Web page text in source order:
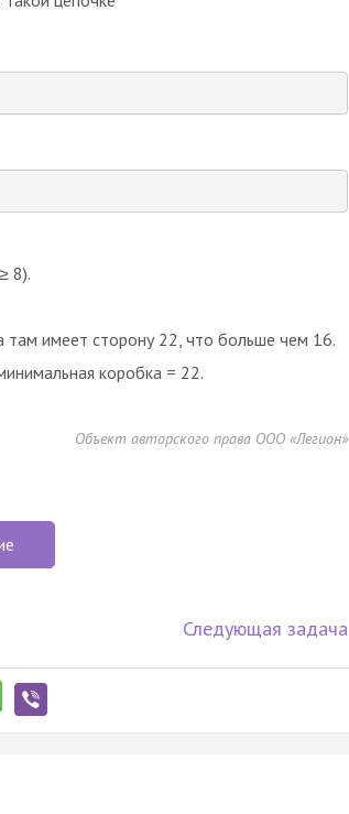
8).
там имеет сторону 22, что больше чем 16.
коробка = 22.
Объект авторского права ООО «Легион»
Следующая задача